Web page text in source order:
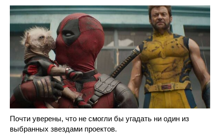
Почти уверены, что не смогли бы угадать ни один из
выбранных звездами проектов.